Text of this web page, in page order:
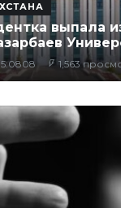
выпала
1,563